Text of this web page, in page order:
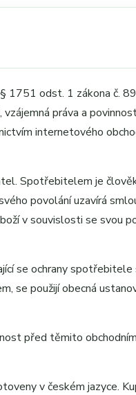
1751 odst. 1 zákona č.
práva a
internetového
Spotřebitelem je
povolání uzavírá
v souvislosti se svou
se ochrany
se použijí obecná
před těmito
v českém jazyce.